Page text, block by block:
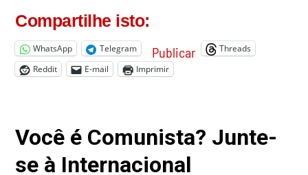
Compartilhe isto:
WhatsApp Telegram Publicar
Threads
Reddit
E-mail Imprimir